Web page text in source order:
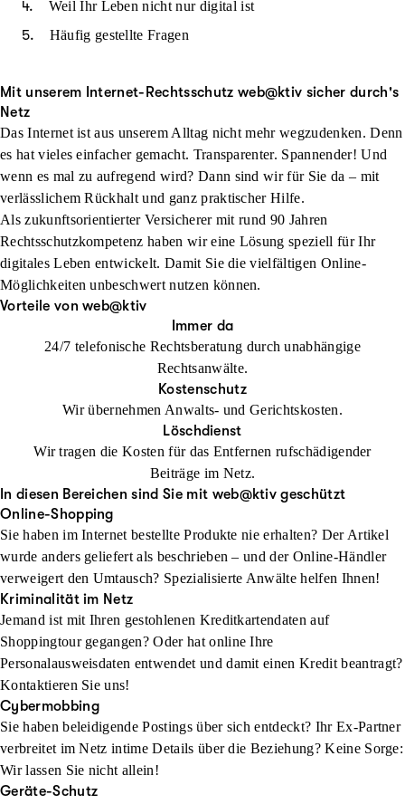
Weil Ihr Leben nicht nur digital ist
Häufig gestellte Fragen
Mit unserem Internet-Rechtsschutz web@ktiv sicher durch's
Netz
Das Internet ist aus unserem Alltag nicht mehr wegzudenken. Denn
es hat vieles einfacher gemacht. Transparenter. Spannender! Und
wenn es mal zu aufregend wird? Dann sind wir für Sie da – mit
verlässlichem Rückhalt und ganz praktischer Hilfe.
Als zukunftsorientierter Versicherer mit rund 90 Jahren
Rechtsschutzkompetenz haben wir eine Lösung speziell für Ihr
digitales Leben entwickelt. Damit Sie die vielfältigen Online-
Möglichkeiten unbeschwert nutzen können.
Vorteile von web@ktiv
Immer da
24/7 telefonische Rechtsberatung durch unabhängige
Rechtsanwälte.
Kostenschutz
Wir übernehmen Anwalts- und Gerichtskosten.
Löschdienst
Wir tragen die Kosten für das Entfernen rufschädigender
Beiträge im Netz.
In diesen Bereichen sind Sie mit web@ktiv geschützt
Online-Shopping
Sie haben im Internet bestellte Produkte nie erhalten? Der Artikel
wurde anders geliefert als beschrieben – und der Online-Händler
verweigert den Umtausch? Spezialisierte Anwälte helfen Ihnen!
Kriminalität im Netz
Jemand ist mit Ihren gestohlenen Kreditkartendaten auf
Shoppingtour gegangen? Oder hat online Ihre
Personalausweisdaten entwendet und damit einen Kredit beantragt?
Kontaktieren Sie uns!
Cybermobbing
Sie haben beleidigende Postings über sich entdeckt? Ihr Ex-Partner
verbreitet im Netz intime Details über die Beziehung? Keine Sorge:
Wir lassen Sie nicht allein!
Geräte-Schutz